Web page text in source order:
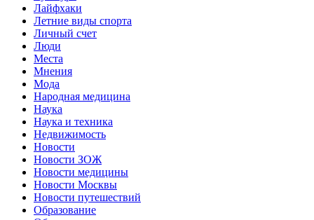
Лайфхаки
Летние виды спорта
Личный счет
Люди
Места
Мнения
Мода
Народная медицина
Наука
Наука и техника
Недвижимость
Новости
Новости ЗОЖ
Новости медицины
Новости Москвы
Новости путешествий
Образование